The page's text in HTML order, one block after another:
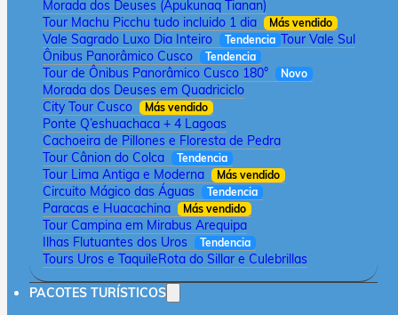
Morada dos Deuses (Apukunaq Tianan)
Tour Machu Picchu tudo incluido 1 dia
Más vendido
Vale Sagrado Luxo Dia Inteiro Tendencia Tour Vale Sul
Ônibus Panorâmico Cusco
Tendencia
Tour de Ônibus Panorâmico Cusco 180° Novo
Morada dos Deuses em Quadriciclo
City Tour Cusco
Más vendido
Ponte Q’eshuachaca + 4 Lagoas
Cachoeira de Pillones e Floresta de Pedra
Tour Cânion do Colca
Tendencia
Tour Lima Antiga e Moderna Más vendido
Circuito Mágico das Águas Tendencia
Paracas e Huacachina Más vendido
Tour Campina em Mirabus Arequipa
Ilhas Flutuantes dos Uros
Tendencia
Tours Uros e TaquileRota do Sillar e Culebrillas
PACOTES TURÍSTICOS